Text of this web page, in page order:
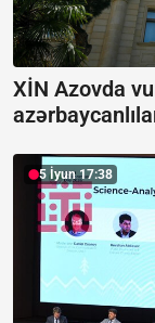
XİN Azovda
5 İyun 17:38